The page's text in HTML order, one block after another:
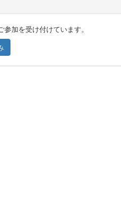
加を受け付けています。